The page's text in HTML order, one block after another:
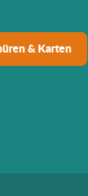
& Karten